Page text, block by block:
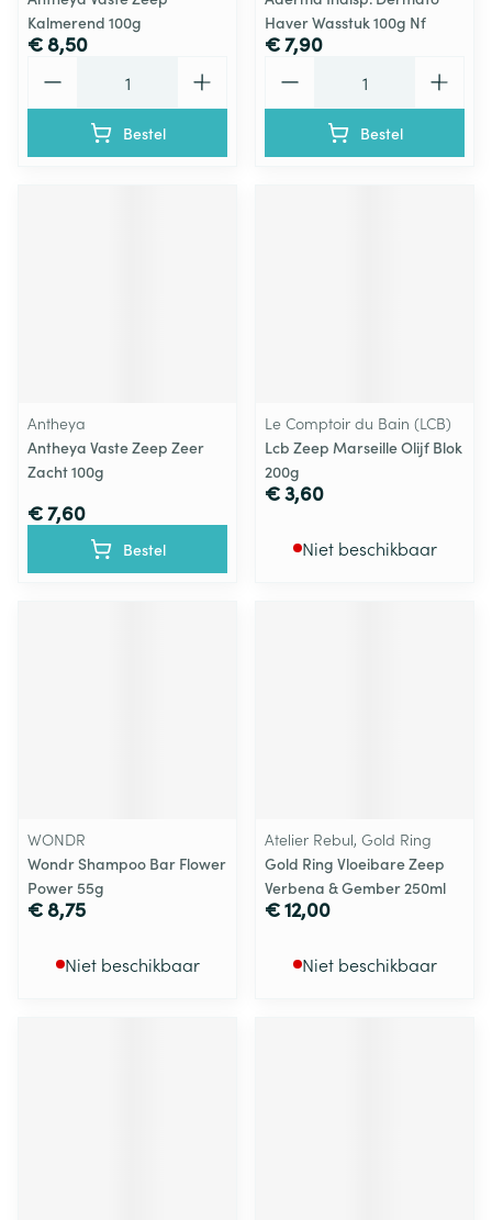
Kalmerend 100g
€ 8,50
Bestel
Haver Wasstuk 100g Nf
€ 7,90
Bestel
Antheya
Antheya Vaste Zeep Zeer
Zacht 100g
€ 7,60
Bestel
Le Comptoir du Bain (LCB)
Lcb Zeep Marseille Olijf Blok
200g
€ 3,60
Niet beschikbaar
WONDR
Wondr Shampoo Bar Flower
Power 55g
€ 8,75
Niet beschikbaar
Atelier Rebul, Gold Ring
Gold Ring Vloeibare Zeep
Verbena & Gember 250ml
€ 12,00
Niet beschikbaar